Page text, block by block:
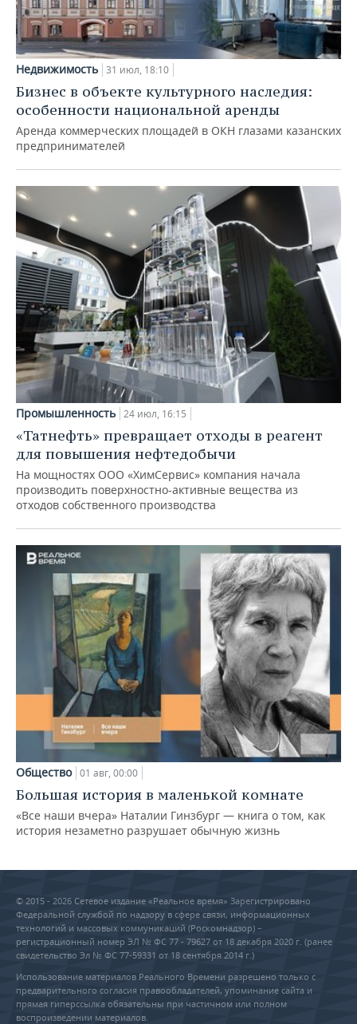
Недвижимость 31 июл, 18:10
Бизнес в объекте культурного наследия:
особенности национальной аренды
Аренда коммерческих площадей в ОКН глазами казанских
предпринимателей
Промышленность 24 июл, 16:15
«Татнефть» превращает отходы в реагент
для повышения нефтедобычи
На мощностях ООО «ХимСервис» компания начала
производить поверхностно-активные вещества из
отходов собственного производства
Общество 01 авг, 00:00
Большая история в маленькой комнате
«Все наши вчера» Наталии Гинзбург — книга о том, как
история незаметно разрушает обычную жизнь
© 2015 - 2026 Сетевое издание «Реальное время» Зарегистрировано
Федеральной службой по надзору в сфере связи, информационных
технологий и массовых коммуникаций (Роскомнадзор) –
регистрационный номер ЭЛ № ФС 77 - 79627 от 18 декабря 2020 г. (ранее
свидетельство Эл № ФС 77-59331 от 18 сентября 2014 г.)
Использование материалов Реального Времени разрешено только с
предварительного согласия правообладателей, упоминание сайта и
прямая гиперссылка обязательны при частичном или полном
воспроизведении материалов.